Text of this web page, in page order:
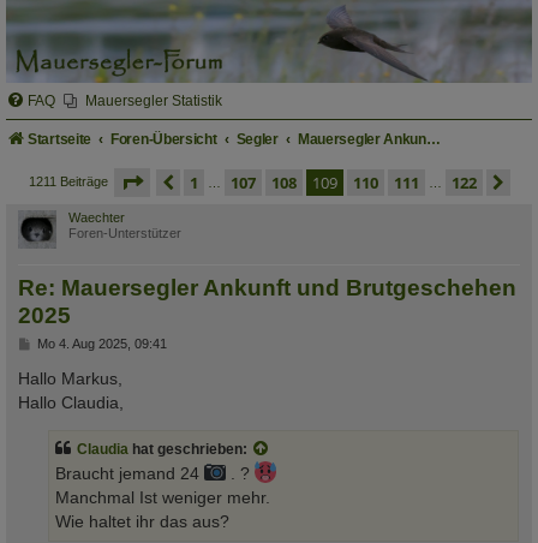
FAQ Mauersegler Statistik
Startseite Foren-Übersicht Segler Mauersegler Ankunft und Brutgeschehen
1211 Beiträge seite 109 von 122
vorherige
1 107 108 109 110 111 122
Waechter
Foren-Unterstützer
Re: Mauersegler Ankunft und Brutgeschehen
2025
B
i
t
r
Mo 4. Aug 2025, 09:41
Hallo Markus,
Hallo Claudia,
Claudia hat geschrieben:
Braucht jemand 24
. ?
Manchmal Ist weniger mehr.
Wie haltet ihr das aus?